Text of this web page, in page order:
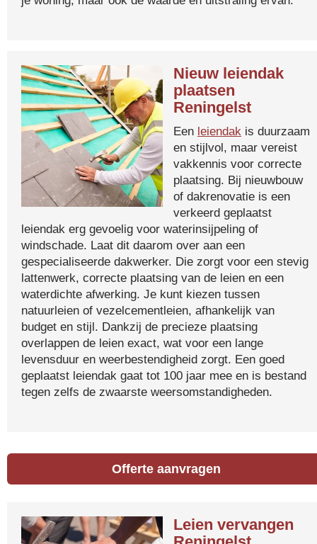
Nieuw leiendak
plaatsen
Reningelst
Een leiendak is duurzaam
en stijlvol, maar vereist
vakkennis voor correcte
plaatsing. Bij nieuwbouw
of dakrenovatie is een
verkeerd geplaatst
leiendak erg gevoelig voor waterinsijpeling of
windschade. Laat dit daarom over aan een
gespecialiseerde dakwerker. Die zorgt voor een stevig
lattenwerk, correcte plaatsing van de leien en een
waterdichte afwerking. Je kunt kiezen tussen
natuurleien of vezelcementleien, afhankelijk van
budget en stijl. Dankzij de precieze plaatsing
overlappen de leien exact, wat voor een lange
levensduur en weerbestendigheid zorgt. Een goed
geplaatst leiendak gaat tot 100 jaar mee en is bestand
tegen zelfs de zwaarste weersomstandigheden.
Offerte aanvragen
Leien vervangen